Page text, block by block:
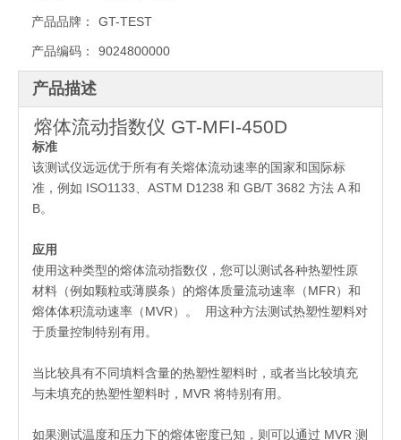
产品品牌： GT-TEST
产品编码： 9024800000
产品描述
熔体流动指数仪 GT-MFI-450D
标准
该测试仪远远优于所有有关熔体流动速率的国家和国际标
准，例如 ISO1133、ASTM D1238 和 GB/T 3682 方法 A 和
B。
应用
使用这种类型的熔体流动指数仪，您可以测试各种热塑性原
材料（例如颗粒或薄膜条）的熔体质量流动速率（MFR）和
熔体体积流动速率（MVR）。 用这种方法测试热塑性塑料对
于质量控制特别有用。
当比较具有不同填料含量的热塑性塑料时，或者当比较填充
与未填充的热塑性塑料时，MVR 将特别有用。
如果测试温度和压力下的熔体密度已知，则可以通过 MVR 测